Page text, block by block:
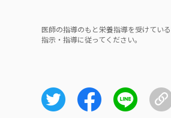
医師の指導のもと栄養指導を受けてい
指示・指導に従ってください。